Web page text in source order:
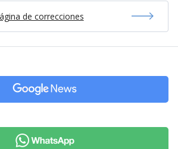
de correcciones